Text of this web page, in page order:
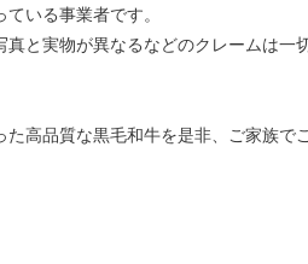
いる事業者です。
真と実物が異なるなどのクレームは一
高品質な黒毛和牛を是非、ご家族で